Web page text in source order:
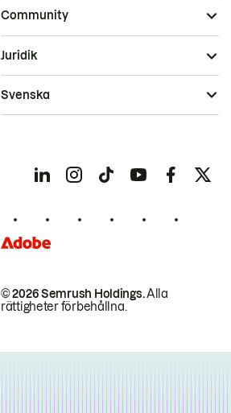
Community
© 2026 Semrush Holdings.Alla
rättigheter förbehållna.
Juridik
Svenska